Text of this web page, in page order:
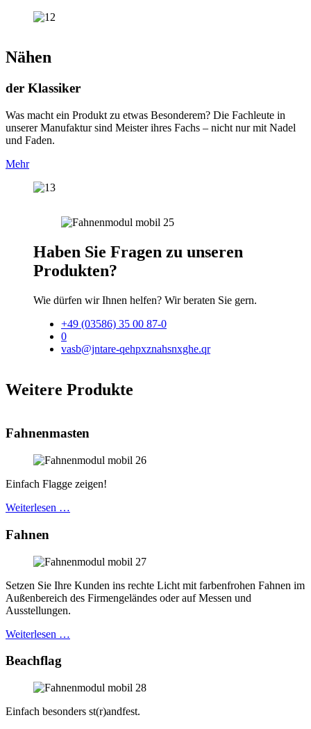
Nähen
der Klassiker
Was macht ein Produkt zu etwas Besonderem? Die Fachleute in
unserer Manufaktur sind Meister ihres Fachs – nicht nur mit Nadel
und Faden.
Mehr
Haben Sie Fragen zu unseren
Produkten?
Wie dürfen wir Ihnen helfen? Wir beraten Sie gern.
+49 (03586) 35 00 87-0
0
vasb@jntare-qehpxznahsnxghe.qr
Weitere Produkte
Fahnenmasten
Einfach Flagge zeigen!
Weiterlesen …
Fahnen
Setzen Sie Ihre Kunden ins rechte Licht mit farbenfrohen Fahnen im
Außenbereich des Firmengeländes oder auf Messen und
Ausstellungen.
Weiterlesen …
Beachflag
Einfach besonders st(r)andfest.